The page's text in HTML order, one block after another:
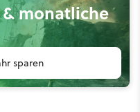
monatliche
sparen